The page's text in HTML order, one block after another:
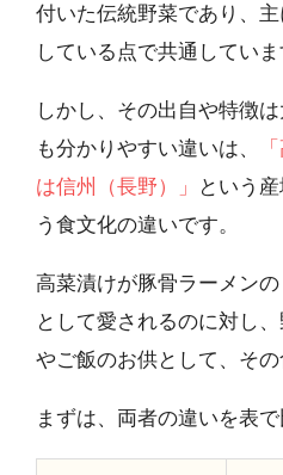
付いた伝統野菜であり、
している点で共通していま
しかし、その出自や特徴
も分かりやすい違いは、
は信州（長野）」
という
う食文化の違いです。
高菜漬けが豚骨ラーメン
として愛されるのに対し
やご飯のお供として、その
まずは、両者の違いを表